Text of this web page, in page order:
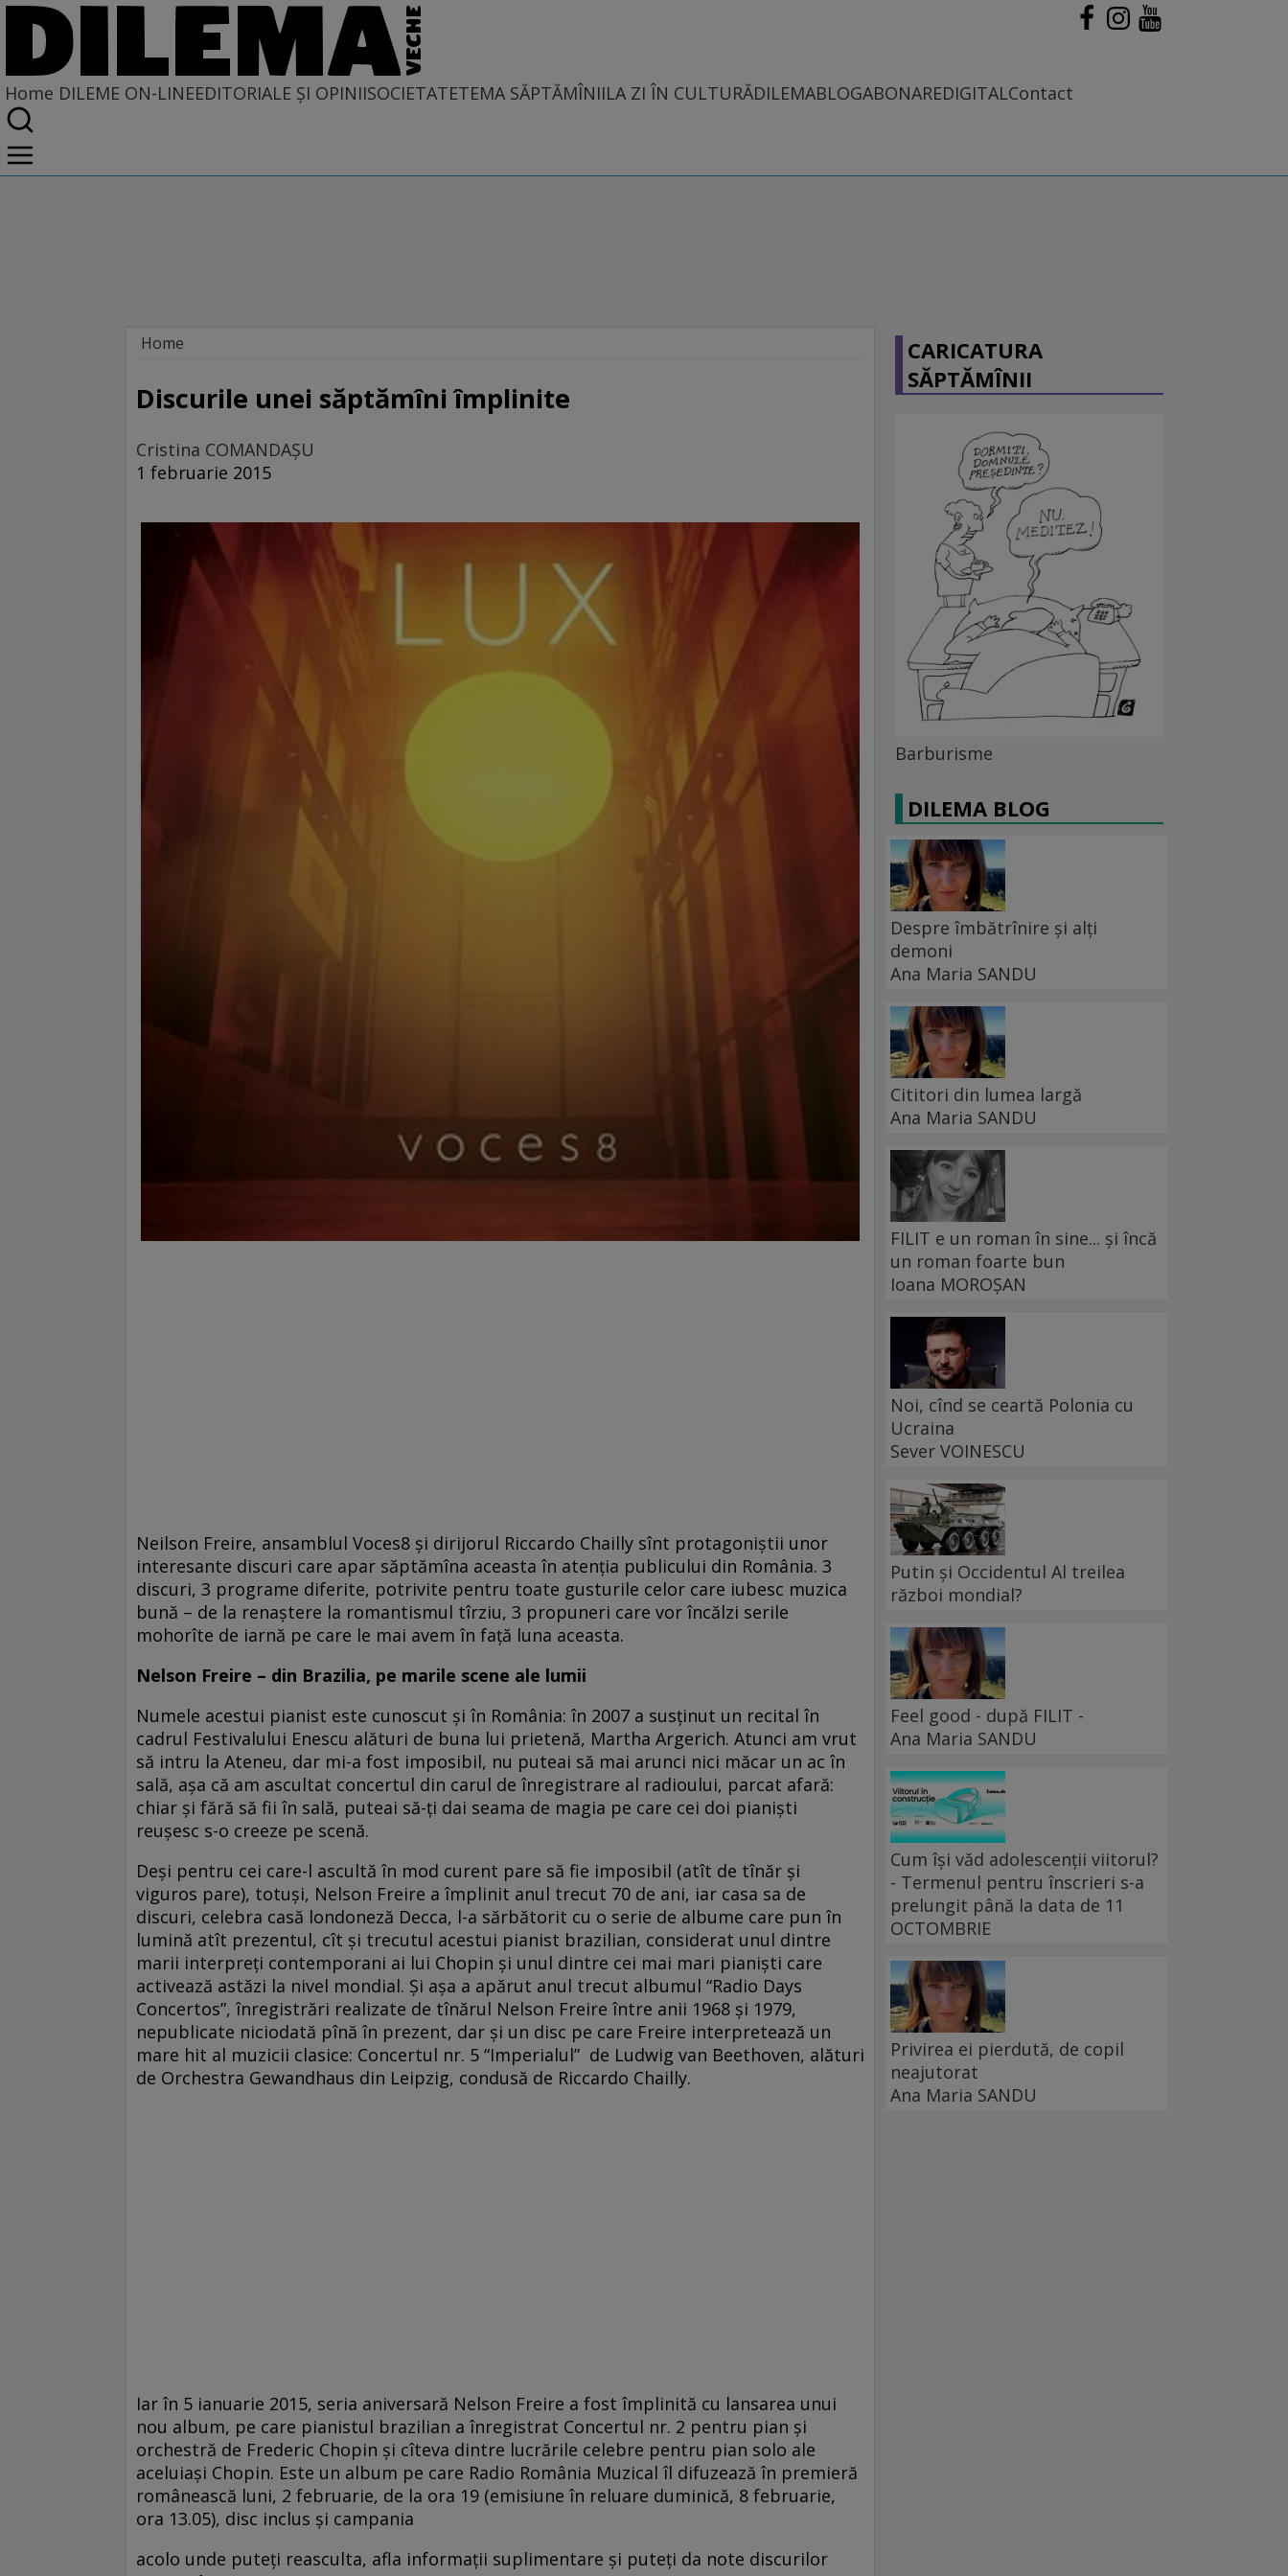
Home DILEME ON-LINEEDITORIALE ȘI OPINIISOCIETATETEMA SĂPTĂMÎNIILA ZI ÎN CULTURĂDILEMABLOGABONAREDIGITALContact
Home
Discurile unei săptămîni împlinite
Cristina COMANDAŞU
1 februarie 2015
Neilson Freire, ansamblul Voces8 și dirijorul Riccardo Chailly sînt protagoniștii unor
interesante discuri care apar săptămîna aceasta în atenția publicului din România. 3
discuri, 3 programe diferite, potrivite pentru toate gusturile celor care iubesc muzica
bună – de la renaștere la romantismul tîrziu, 3 propuneri care vor încălzi serile
mohorîte de iarnă pe care le mai avem în față luna aceasta.
Nelson Freire – din Brazilia, pe marile scene ale lumii
Numele acestui pianist este cunoscut și în România: în 2007 a susținut un recital în
cadrul Festivalului Enescu alături de buna lui prietenă, Martha Argerich. Atunci am vrut
să intru la Ateneu, dar mi-a fost imposibil, nu puteai să mai arunci nici măcar un ac în
sală, așa că am ascultat concertul din carul de înregistrare al radioului, parcat afară:
chiar și fără să fii în sală, puteai să-ți dai seama de magia pe care cei doi pianiști
reușesc s-o creeze pe scenă.
Deși pentru cei care-l ascultă în mod curent pare să fie imposibil (atît de tînăr și
viguros pare), totuși, Nelson Freire a împlinit anul trecut 70 de ani, iar casa sa de
discuri, celebra casă londoneză Decca, l-a sărbătorit cu o serie de albume care pun în
lumină atît prezentul, cît și trecutul acestui pianist brazilian, considerat unul dintre
marii interpreți contemporani ai lui Chopin și unul dintre cei mai mari pianiști care
activează astăzi la nivel mondial. Și așa a apărut anul trecut albumul “Radio Days
Concertos”, înregistrări realizate de tînărul Nelson Freire între anii 1968 și 1979,
nepublicate niciodată pînă în prezent, dar și un disc pe care Freire interpretează un
mare hit al muzicii clasice: Concertul nr. 5 “Imperialul” de Ludwig van Beethoven, alături
de Orchestra Gewandhaus din Leipzig, condusă de Riccardo Chailly.
Iar în 5 ianuarie 2015, seria aniversară Nelson Freire a fost împlinită cu lansarea unui
nou album, pe care pianistul brazilian a înregistrat Concertul nr. 2 pentru pian și
orchestră de Frederic Chopin și cîteva dintre lucrările celebre pentru pian solo ale
aceluiași Chopin. Este un album pe care Radio România Muzical îl difuzează în premieră
românească luni, 2 februarie, de la ora 19 (emisiune în reluare duminică, 8 februarie,
ora 13.05), disc inclus și campania
acolo unde puteți reasculta, afla informații suplimentare și puteți da note discurilor
CARICATURA
SĂPTĂMÎNII
Barburisme
DILEMA BLOG
Despre îmbătrînire și alți
demoni
Ana Maria SANDU
Cititori din lumea largă
Ana Maria SANDU
FILIT e un roman în sine... și încă
un roman foarte bun
Ioana MOROȘAN
Noi, cînd se ceartă Polonia cu
Ucraina
Sever VOINESCU
Putin și Occidentul Al treilea
război mondial?
Feel good - după FILIT -
Ana Maria SANDU
Cum își văd adolescenții viitorul?
- Termenul pentru înscrieri s-a
prelungit până la data de 11
OCTOMBRIE
Privirea ei pierdută, de copil
neajutorat
Ana Maria SANDU